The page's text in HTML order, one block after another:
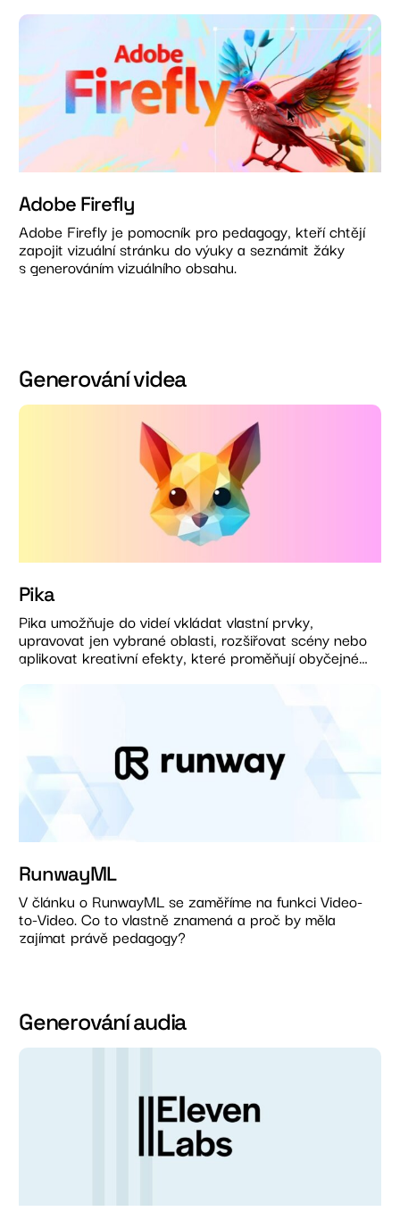
Adobe Firefly
Adobe Firefly je pomocník pro pedagogy, kteří chtějí
zapojit vizuální stránku do výuky a seznámit žáky
s generováním vizuálního obsahu.
Generování videa
Pika
Pika umožňuje do videí vkládat vlastní prvky,
upravovat jen vybrané oblasti, rozšiřovat scény nebo
aplikovat kreativní efekty, které proměňují obyčejné…
RunwayML
V článku o RunwayML se zaměříme na funkci Video-
to-Video. Co to vlastně znamená a proč by měla
zajímat právě pedagogy?
Generování audia